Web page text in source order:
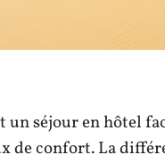
séjour en hôtel
de confort. La